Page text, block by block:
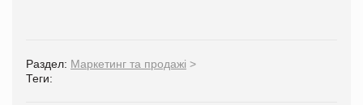
Раздел: Маркетинг та продажі >
Теги: